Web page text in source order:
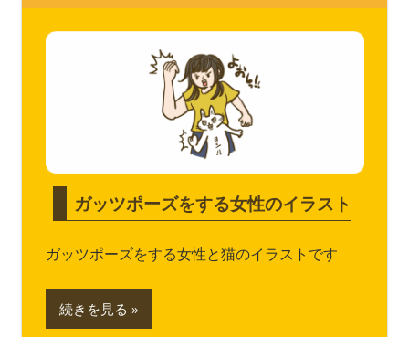
ガッツポーズをする女性のイラスト
ガッツポーズをする女性と猫のイラストです
続きを見る